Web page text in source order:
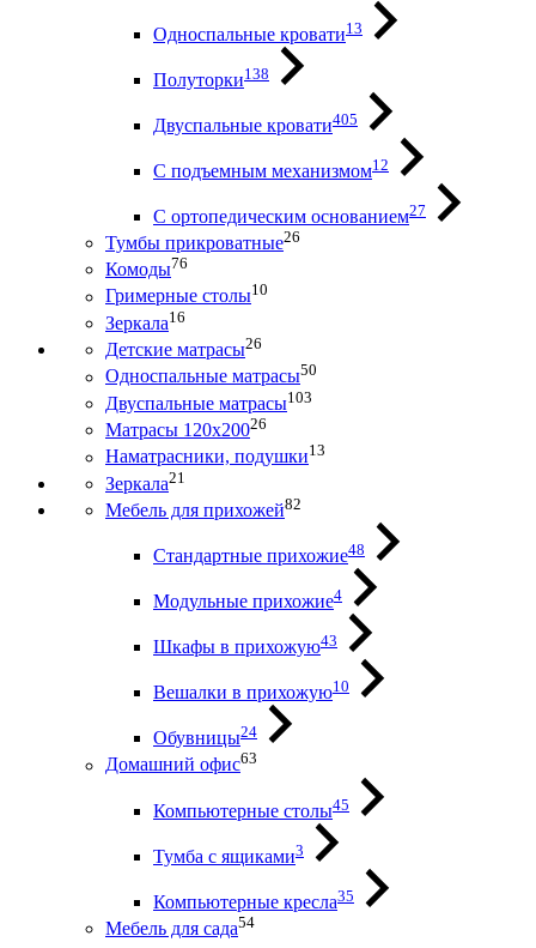
Односпальные кровати13
Полуторки138
Двуспальные кровати405
С подъемным механизмом12
С ортопедическим основанием27
Тумбы прикроватные26
Комоды76
Гримерные столы10
Зеркала16
Детские матрасы26
Односпальные матрасы50
Двуспальные матрасы103
Матрасы 120х20026
Наматрасники, подушки13
Зеркала21
Мебель для прихожей82
Стандартные прихожие48
Модульные прихожие4
Шкафы в прихожую43
Вешалки в прихожую10
Обувницы24
Домашний офис63
Компьютерные столы45
Тумба с ящиками3
Компьютерные кресла35
Мебель для сада54